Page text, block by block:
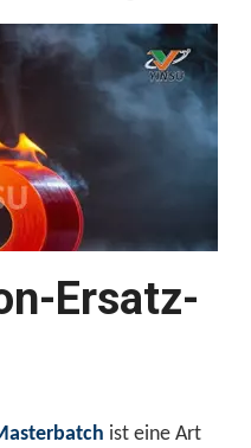
Wahl für die
Ersatz-
ist eine Art